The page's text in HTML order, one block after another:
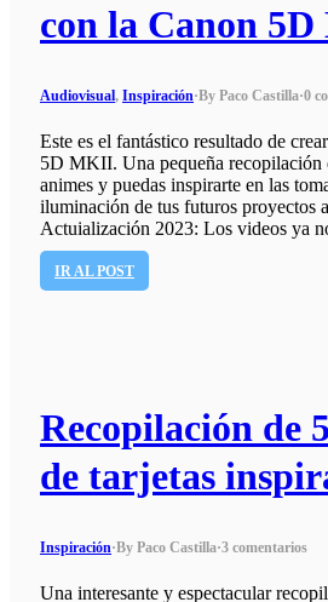
con la Canon
Audiovisual, Inspiración·By Paco Castilla·0
Este es el fantástico resultado de
5D MKII. Una pequeña recopilación
animes y puedas inspirarte en las
iluminación de tus futuros proyectos
Actuialización 2023: Los videos ya
IR AL POST
Recopilación de
de tarjetas
Inspiración·By Paco Castilla·3 comentarios
Una interesante y espectacular